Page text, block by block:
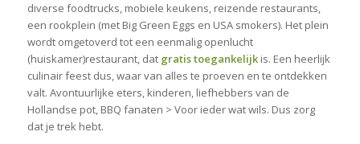
diverse foodtrucks, mobiele keukens, reizende restaurants,
een rookplein (met Big Green Eggs en USA smokers). Het plein
wordt omgetoverd tot een eenmalig openlucht
(huiskamer)restaurant, dat gratis toegankelijkis. Een heerlijk
culinair feest dus, waar van alles te proeven en te ontdekken
valt. Avontuurlijke eters, kinderen, liefhebbers van de
Hollandse pot, BBQ fanaten > Voor ieder wat wils. Dus zorg
dat je trek hebt.